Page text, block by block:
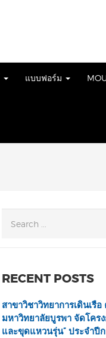
แบบฟอร์ม
RECENT POSTS
สาขาวิชาวิทยาการเดินเรื
มหาวิทยาลัยบูรพา จัดโคร
และขุดแหวนรุ่น” ประจำปี